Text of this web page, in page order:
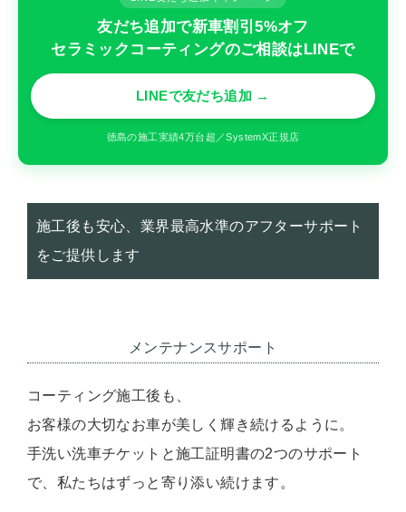
友だち追加で新車割引5%オフ
セラミックコーティングのご相談はLINEで
LINEで友だち追加 →
徳島の施工実績4万台超／SystemX正規店
施工後も安心、業界最高水準のアフターサポート
をご提供します
メンテナンスサポート
コーティング施工後も、
お客様の大切なお車が美しく輝き続けるように。
手洗い洗車チケットと施工証明書の2つのサポート
で、私たちはずっと寄り添い続けます。